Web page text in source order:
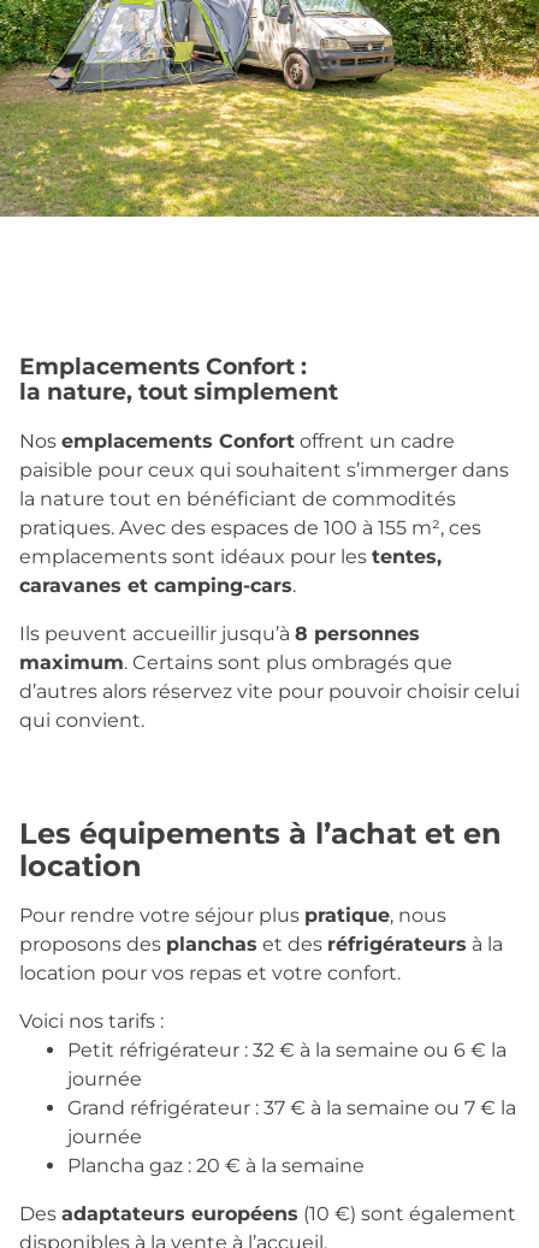
Emplacements Confort :
la nature, tout simplement
Nos emplacements Confort offrent un cadre
paisible pour ceux qui souhaitent s’immerger dans
la nature tout en bénéficiant de commodités
pratiques. Avec des espaces de 100 à 155 m², ces
emplacements sont idéaux pour les tentes,
caravanes et camping-cars.
Ils peuvent accueillir jusqu’à 8 personnes
maximum. Certains sont plus ombragés que
d’autres alors réservez vite pour pouvoir choisir celui
qui convient.
Les équipements à l’achat et en
location
Pour rendre votre séjour plus pratique, nous
proposons des planchas et des réfrigérateurs à la
location pour vos repas et votre confort.
Voici nos tarifs :
Petit réfrigérateur : 32 € à la semaine ou 6 € la
journée
Grand réfrigérateur : 37 € à la semaine ou 7 € la
journée
Plancha gaz : 20 € à la semaine
Des adaptateurs européens (10 €) sont également
disponibles à la vente à l’accueil.